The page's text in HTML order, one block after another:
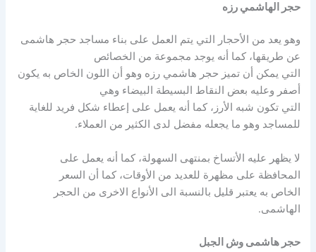
حجر الهاشمي رزه
وهو يعد من الأحجار التي يتم العمل على بناء مساجد حجر هاشمى
عن طريقها، كما أنه يوجد مجموعة من الخصائص
التي يمكن أن تميز حجر هاشمي رزه وهو أن اللون الخاص به يكون
أصفر وعليه بعض النقاط البسيطة البيضاء وهي
التي تكون شبه الأرز، كما أنه يعمل على إعطاء شكل فريد للغاية
للمساجد وهو ما يجعله مفضل لدى الكثير من العملاء.
لا يظهر عليه الأتساخ بمنتهى السهولة، كما أنه يعمل على
المحافظة على مظهرة للعديد من الأوقات، كما أن السعر
الخاص به يعتبر قليل بالنسبة الى الأنواع الاخرى من الحجر
الهاشمى.
حجر هاشمى وش الجبل